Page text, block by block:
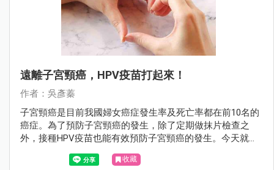
遠離子宮頸癌，HPV疫苗打起來！
作者：吳彥蓁
子宮頸癌是目前我國婦女癌症發生率及死亡率都在前10名的
癌症。為了預防子宮頸癌的發生，除了定期做抹片檢查之
外，接種HPV疫苗也能有效預防子宮頸癌的發生。今天就讓
我們來認識什麼是HPV疫苗吧～
收藏